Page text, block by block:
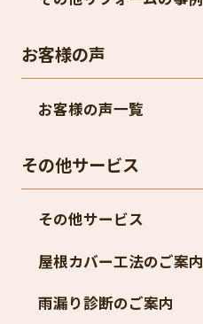
お客様の声
お客様の声一覧
その他サービス
その他サービス
屋根カバー工法のご案内
雨漏り診断のご案内